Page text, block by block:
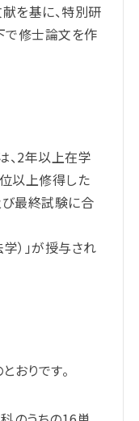
を基に、特別研
で修士論文を作
、2年以上在学
以上修得した
び最終試験に合
）」が授与され
おりです。